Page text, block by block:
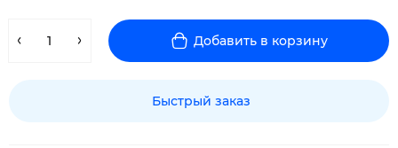
Добавить в корзину
Быстрый заказ